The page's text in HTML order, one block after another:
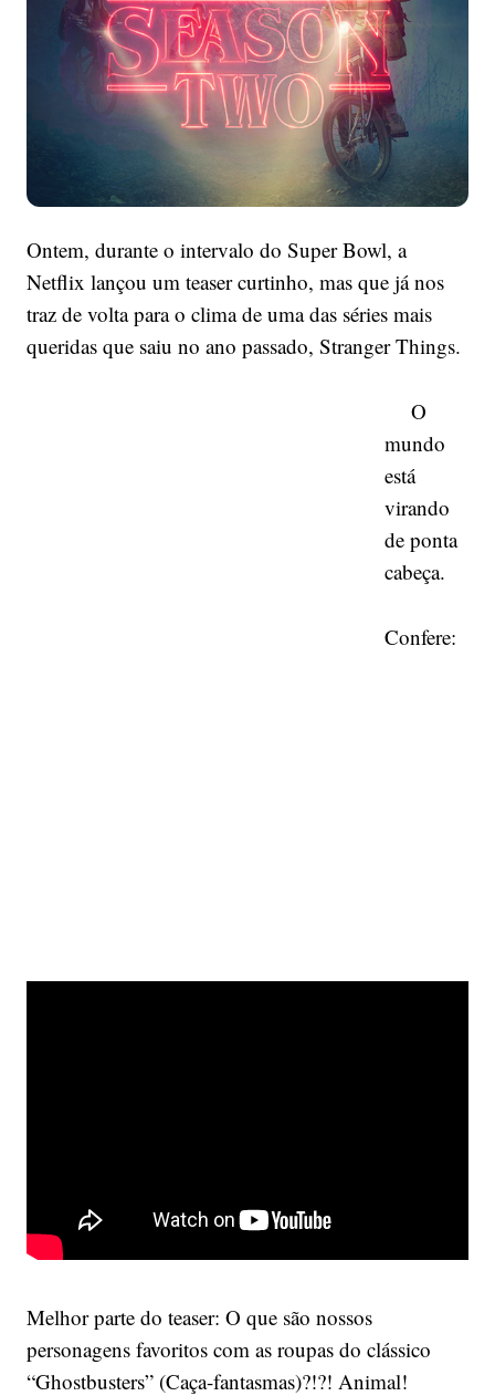
de
“Stranger
Things”
e
a
ansiedade
Ontem, durante o intervalo do Super Bowl, a
Netflix lançou um teaser curtinho, mas que já nos
traz de volta para o clima de uma das séries mais
queridas que saiu no ano passado, Stranger Things.
O
mundo
está
virando
de ponta
cabeça.
Confere:
Melhor parte do teaser: O que são nossos
personagens favoritos com as roupas do clássico
“Ghostbusters” (Caça-fantasmas)?!?! Animal!